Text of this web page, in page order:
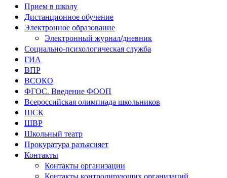
Прием в школу
Дистанционное обучение
Электронное образование
Электронный журнал/дневник
Социально-психологическая служба
ГИА
ВПР
ВСОКО
ФГОС. Введение ФООП
Всероссийская олимпиада школьников
ШСК
ШВР
Школьный театр
Прокуратура разъясняет
Контакты
Контакты организации
Контакты контролирующих организаций